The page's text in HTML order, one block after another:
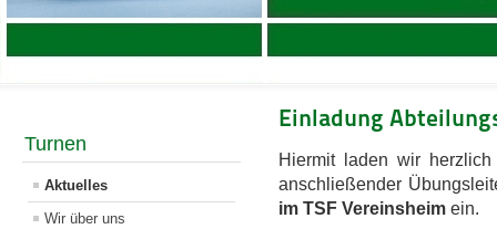
Turnen
Aktuelles
Wir über uns
Einladung
Hiermit laden wir
anschließender
im TSF Vereinsheimein.